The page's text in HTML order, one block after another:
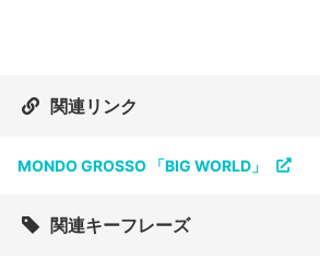
関連リンク
MONDO GROSSO 「BIG WORLD」
関連キーフレーズ